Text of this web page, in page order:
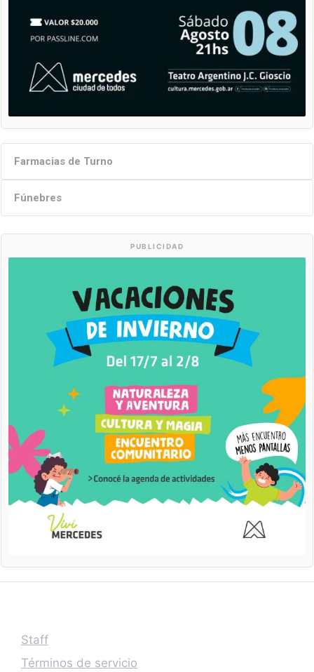
Farmacias de Turno
Fúnebres
PUBLICIDAD
Staff
Términos de servicio